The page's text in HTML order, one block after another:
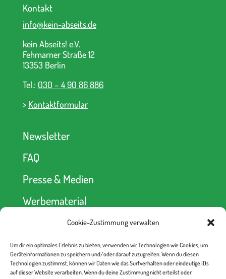
Cookie-Zustimmung verwalten
Um dir ein optimales Erlebnis zu bieten, verwenden wir Technologien wie Cookies, um
Geräteinformationen zu speichern und/oder darauf zuzugreifen. Wenn du diesen
Technologien zustimmst, können wir Daten wie das Surfverhalten oder eindeutige IDs
auf dieser Website verarbeiten. Wenn du deine Zustimmung nicht erteilst oder
Kontakt
info@kein-abseits.de
kein Abseits! e.V.
Fehmarner Straße 12
13353 Berlin
Tel.: 030 – 4 90 86 886
> Kontaktformular
Newsletter
FAQ
Presse & Medien
Werbematerial
kein Abseits! e.V.
Berliner Volksbank
IBAN: DE52 1009 0000 2335 6330 00